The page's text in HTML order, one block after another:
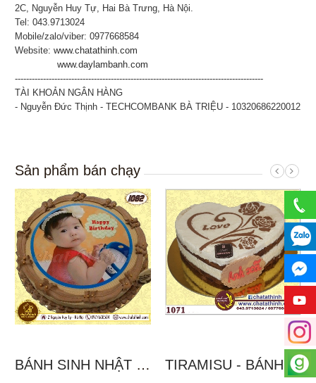
2C, Nguyễn Huy Tự, Hai Bà Trưng, Hà Nội.
Tel: 043.9713024
Mobile/zalo/viber: 0977668584
Website:www.chatathinh.com
www.daylambanh.com
----------------------------------------------------------------------------------------
TÀI KHOẢN NGÂN HÀNG
- Nguyễn Đức Thịnh - TECHCOMBANK BÀ TRIỆU - 10320686220012
Sản phẩm bán chạy
BÁNH SINH NHẬT IN... TIRAMISU - BÁNH TẶNG...